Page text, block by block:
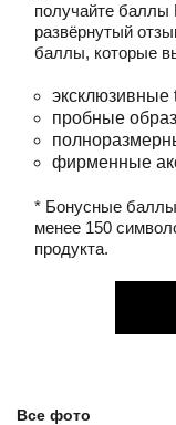
получайте баллы
развёрнутый
баллы, которые
эксклюзивные
пробные
фирменные
* Бонусные
менее 150
продукта.
Все фото